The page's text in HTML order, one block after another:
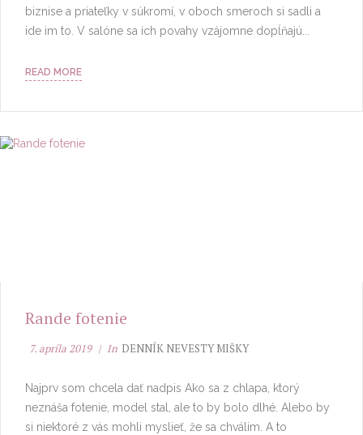
biznise a priateľky v súkromí, v oboch smeroch si sadli a
ide im to. V salóne sa ich povahy vzájomne dopĺňajú...
READ MORE
Rande fotenie
7. apríla 2019 In DENNÍK NEVESTY MIŠKY
Najprv som chcela dať nadpis Ako sa z chlapa, ktorý
neznáša fotenie, model stal, ale to by bolo dlhé. Alebo by
si niektoré z vás mohli myslieť, že sa chválim. A to